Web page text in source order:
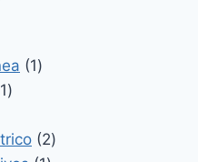
11
11
22